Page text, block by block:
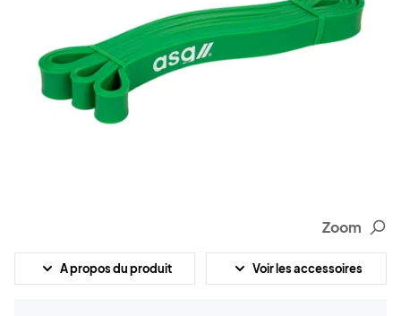
Zoom
A propos du produit Voir les accessoires